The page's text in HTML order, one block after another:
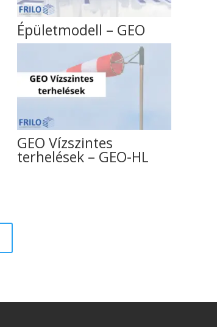
Épületmodell – GEO
GEO Vízszintes
terhelések – GEO-HL